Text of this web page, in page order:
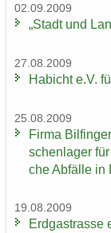
02.09.2009
„Stadt und
27.08.2009
Ha­bicht e.V.
25.08.2009
Firma
schen­la­ger
che Ab­fäl­le in
19.08.2009
Erd­gas­tras­se